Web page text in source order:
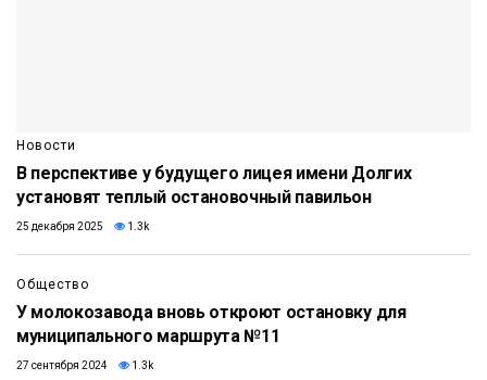
Новости
В перспективе у будущего лицея имени Долгих
установят теплый остановочный павильон
25 декабря 2025 1.3k
Общество
У молокозавода вновь откроют остановку для
муниципального маршрута №11
27 сентября 2024 1.3k